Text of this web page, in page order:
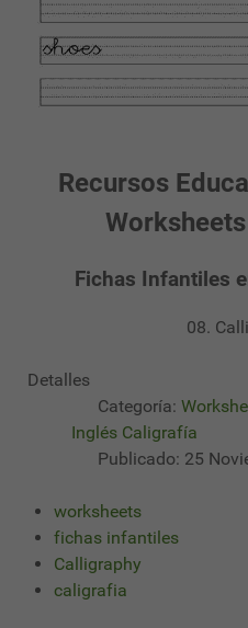
Recursos
Fichas Infantiles
08.
Detalles
Categoría:
Inglés Caligrafía
Publicado: 25
worksheets
fichas infantiles
Calligraphy
caligrafia